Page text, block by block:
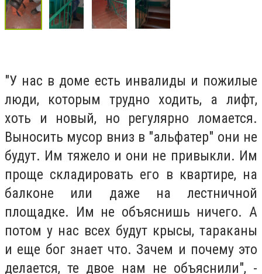
"У нас в доме есть инвалиды и пожилые
люди, которым трудно ходить, а лифт,
хоть и новый, но регулярно ломается.
Выносить мусор вниз в "альфатер" они не
будут. Им тяжело и они не привыкли. Им
проще складировать его в квартире, на
балконе или даже на лестничной
площадке. Им не объяснишь ничего. А
потом у нас всех будут крысы, тараканы
и еще бог знает что. Зачем и почему это
делается, те двое нам не объяснили", -